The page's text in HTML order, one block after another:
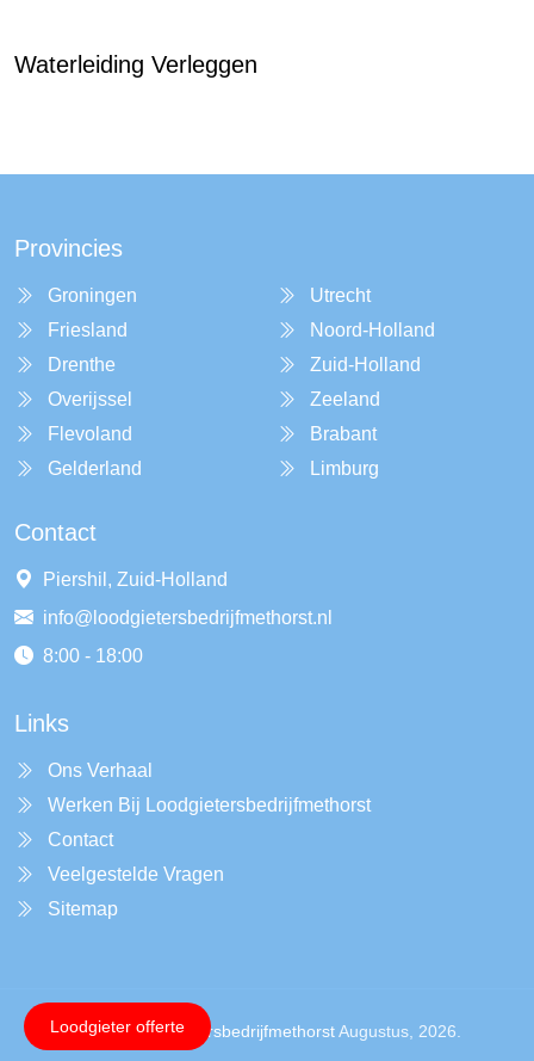
Waterleiding Verleggen
Provincies
Groningen
Friesland
Drenthe
Overijssel
Flevoland
Gelderland
Utrecht
Noord-Holland
Zuid-Holland
Zeeland
Brabant
Limburg
Contact
Piershil, Zuid-Holland
info@loodgietersbedrijfmethorst.nl
8:00 - 18:00
Links
Ons Verhaal
Werken Bij Loodgietersbedrijfmethorst
Contact
Veelgestelde Vragen
Sitemap
Copyright © LoodgietersbedrijfmethorstAugustus, 2026.
Loodgieter offerte